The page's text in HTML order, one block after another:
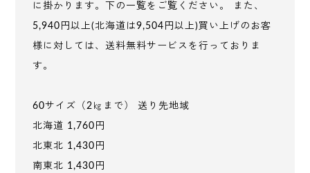
に掛かります。下の一覧をご覧ください。 また、
5,940円以上(北海道は9,504円以上)買い上げのお客
様に対しては、送料無料サービスを行っておりま
す。
60サイズ（2㎏まで） 送り先地域
北海道 1,760円
北東北 1,430円
南東北 1,430円